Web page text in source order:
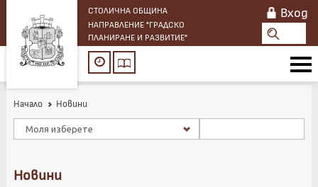
СТОЛИЧНА ОБЩИНА
НАПРАВЛЕНИЕ "ГРАДСКО
ПЛАНИРАНЕ И РАЗВИТИЕ"
Вход
Начало Новини
Моля изберете
Новини